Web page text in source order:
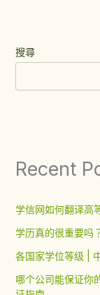
搜尋
Recent
学信网如何翻译高
学历真的很重要吗
各国家学位等级 |
哪个公司能保证你